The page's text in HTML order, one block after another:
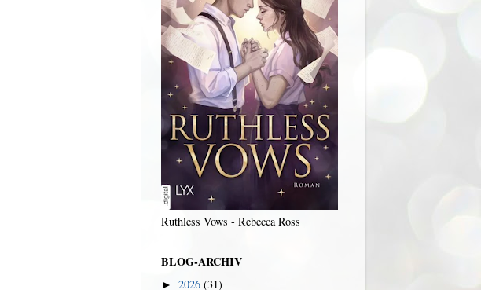
Ruthless Vows - Rebecca Ross
BLOG-ARCHIV
► 2026 (31)